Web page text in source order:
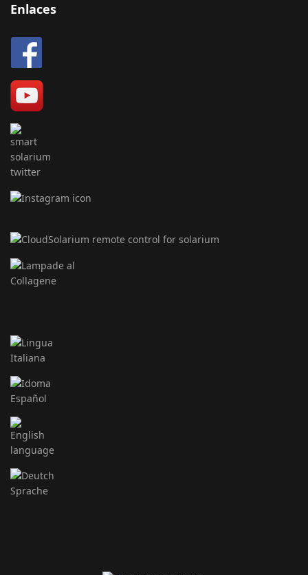
Enlaces